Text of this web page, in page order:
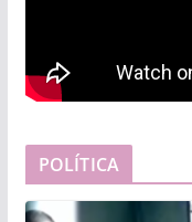
POLÍTICA